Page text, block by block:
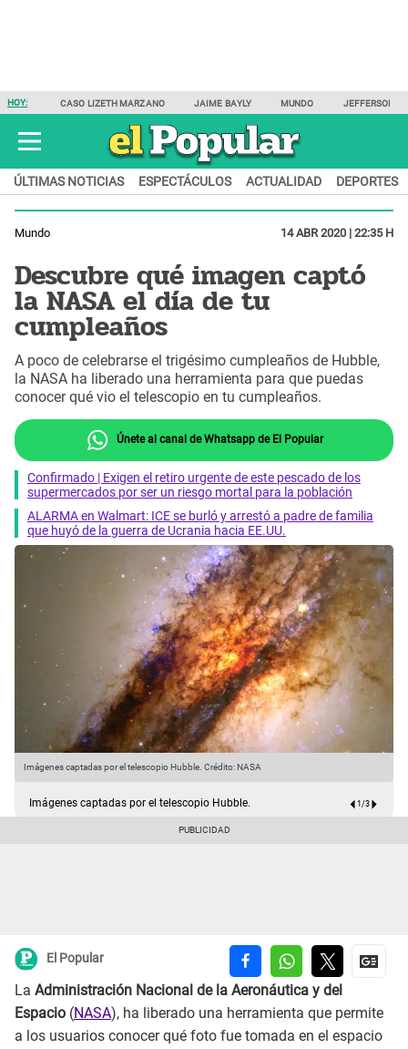
HOY: CASO LIZETH MARZANO JAIME BAYLY MUNDO JEFFERSON
ÚLTIMAS NOTICIAS ESPECTÁCULOS ACTUALIDAD DEPORTES
Mundo 14 ABR 2020 | 22:35 H
Descubre qué imagen captó
la NASA el día de tu
cumpleaños
A poco de celebrarse el trigésimo cumpleaños de Hubble,
la NASA ha liberado una herramienta para que puedas
conocer qué vio el telescopio en tu cumpleaños.
Únete al canal de Whatsapp de El Popular
Confirmado | Exigen el retiro urgente de este pescado de los
supermercados por ser un riesgo mortal para la población
ALARMA en Walmart: ICE se burló y arrestó a padre de familia
que huyó de la guerra de Ucrania hacia EE.UU.
Imágenes captadas por el telescopio Hubble. Crédito: NASA
Imágenes captadas por el telescopio Hubble. 1/3
El Popular
La Administración Nacional de la Aeronáutica y del
Espacio (NASA), ha liberado una herramienta que permite
a los usuarios conocer qué foto fue tomada en el espacio